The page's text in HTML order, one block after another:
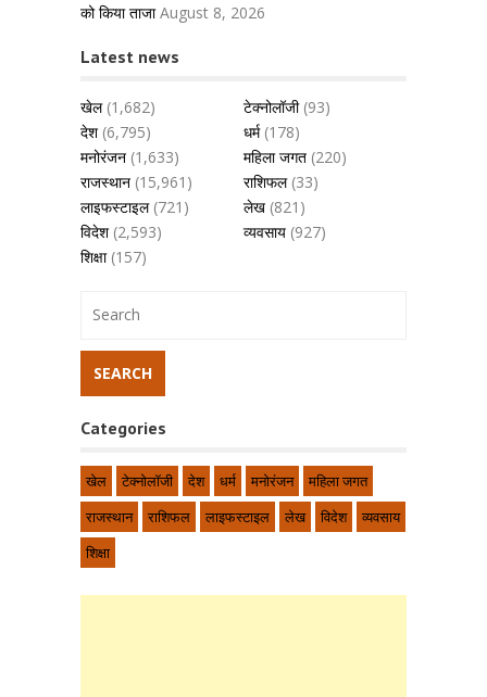
को किया ताजा August 8, 2026
Latest news
खेल(1,682) टेक्नोलॉजी(93)
देश(6,795) धर्म(178)
मनोरंजन (1,633) महिला जगत (220)
राजस्थान (15,961) राशिफल(33)
लाइफस्टाइल(721) लेख (821)
विदेश(2,593) व्यवसाय (927)
शिक्षा(157)
Categories
खेल टेक्नोलॉजी देश धर्म मनोरंजन
महिला जगत
राजस्थान
राशिफल लाइफस्टाइल लेख विदेश
व्यवसाय
शिक्षा